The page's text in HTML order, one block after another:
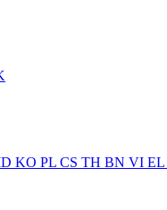
KO PL CS TH BN VI EL